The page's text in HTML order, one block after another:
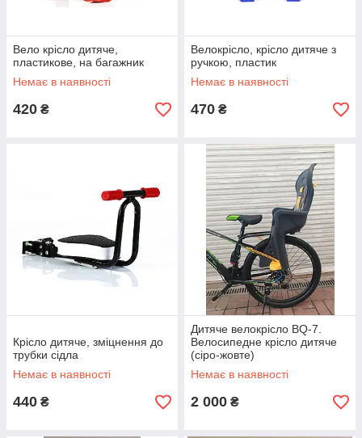
Вело крісло дитяче,
пластикове, на багажник
Немає в наявності
420 ₴
Велокрісло, крісло дитяче з
ручкою, пластик
Немає в наявності
470 ₴
Крісло дитяче, зміцнення до
трубки сідла
Немає в наявності
440 ₴
Дитяче велокрісло BQ-7.
Велосипедне крісло дитяче
(сіро-жовте)
Немає в наявності
2 000 ₴